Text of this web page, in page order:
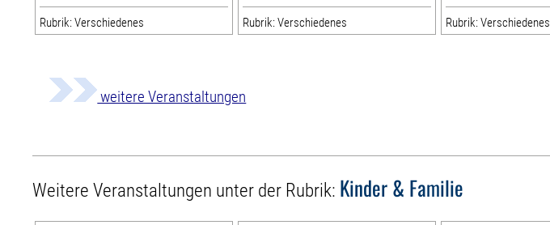
Rubrik: Verschiedenes Rubrik: Verschiedenes Rubrik: Verschiedenes
weitere Veranstaltungen
Weitere Veranstaltungen unter der Rubrik: Kinder & Familie